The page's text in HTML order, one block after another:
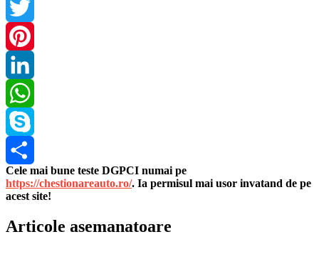
Facebook
Twitter
Pinterest
LinkedIn
WhatsApp
Skype
Share
Cele mai bune teste DGPCI numai pe
https://chestionareauto.ro/. Ia permisul mai usor invatand de pe
acest site!
Articole asemanatoare